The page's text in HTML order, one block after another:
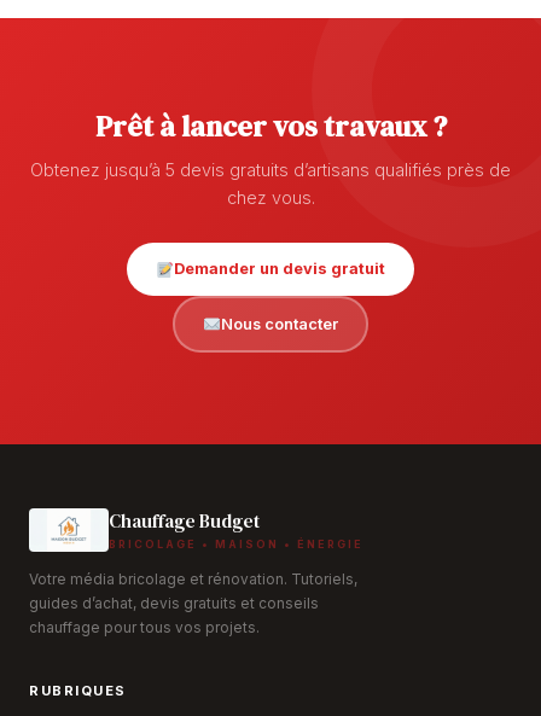
Prêt à lancer vos travaux ?
Obtenez jusqu’à 5 devis gratuits d’artisans qualifiés près de
chez vous.
Demander un devis gratuit
Nous contacter
Chauffage Budget
BRICOLAGE • MAISON • ÉNERGIE
Votre média bricolage et rénovation. Tutoriels,
guides d’achat, devis gratuits et conseils
chauffage pour tous vos projets.
RUBRIQUES